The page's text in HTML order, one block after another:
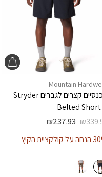
Mountain
קצרים לגבריםStryder
Belted Short
₪
₪237.93
הקיץ